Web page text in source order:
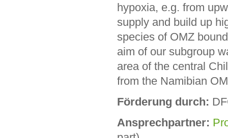
hypoxia, e.g. from
supply and build up
species of OMZ
aim of our subgroup
area of the central
from the Namibian
Förderung durch:
Ansprechpartner: